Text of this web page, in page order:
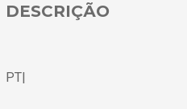
DESCRIÇÃO
PT|